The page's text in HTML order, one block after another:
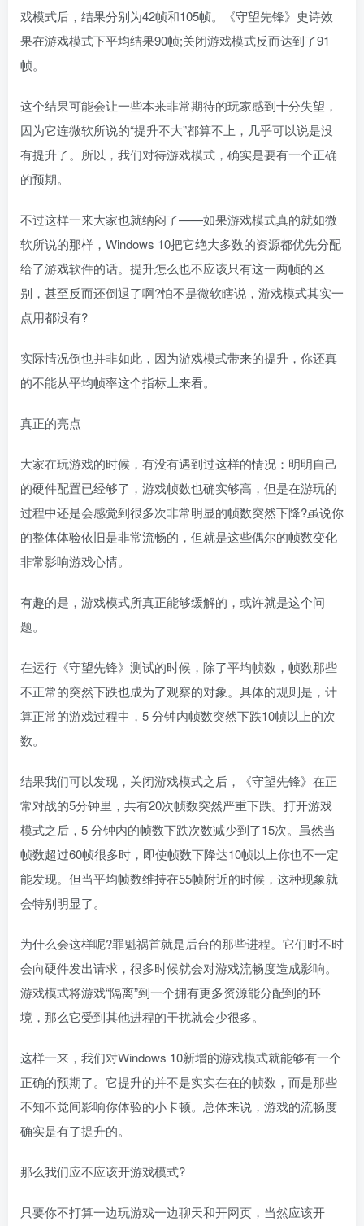
戏模式后，结果分别为42帧和105帧。《守望先锋》史诗效
果在游戏模式下平均结果90帧;关闭游戏模式反而达到了91
帧。
这个结果可能会让一些本来非常期待的玩家感到十分失望，
因为它连微软所说的“提升不大”都算不上，几乎可以说是没
有提升了。所以，我们对待游戏模式，确实是要有一个正确
的预期。
不过这样一来大家也就纳闷了——如果游戏模式真的就如微
软所说的那样，Windows 10把它绝大多数的资源都优先分配
给了游戏软件的话。提升怎么也不应该只有这一两帧的区
别，甚至反而还倒退了啊?怕不是微软瞎说，游戏模式其实一
点用都没有?
实际情况倒也并非如此，因为游戏模式带来的提升，你还真
的不能从平均帧率这个指标上来看。
真正的亮点
大家在玩游戏的时候，有没有遇到过这样的情况：明明自己
的硬件配置已经够了，游戏帧数也确实够高，但是在游玩的
过程中还是会感觉到很多次非常明显的帧数突然下降?虽说你
的整体体验依旧是非常流畅的，但就是这些偶尔的帧数变化
非常影响游戏心情。
有趣的是，游戏模式所真正能够缓解的，或许就是这个问
题。
在运行《守望先锋》测试的时候，除了平均帧数，帧数那些
不正常的突然下跌也成为了观察的对象。具体的规则是，计
算正常的游戏过程中，5 分钟内帧数突然下跌10帧以上的次
数。
结果我们可以发现，关闭游戏模式之后，《守望先锋》在正
常对战的5分钟里，共有20次帧数突然严重下跌。打开游戏
模式之后，5 分钟内的帧数下跌次数减少到了15次。虽然当
帧数超过60帧很多时，即使帧数下降达10帧以上你也不一定
能发现。但当平均帧数维持在55帧附近的时候，这种现象就
会特别明显了。
为什么会这样呢?罪魁祸首就是后台的那些进程。它们时不时
会向硬件发出请求，很多时候就会对游戏流畅度造成影响。
游戏模式将游戏“隔离”到一个拥有更多资源能分配到的环
境，那么它受到其他进程的干扰就会少很多。
这样一来，我们对Windows 10新增的游戏模式就能够有一个
正确的预期了。它提升的并不是实实在在的帧数，而是那些
不知不觉间影响你体验的小卡顿。总体来说，游戏的流畅度
确实是有了提升的。
那么我们应不应该开游戏模式?
只要你不打算一边玩游戏一边聊天和开网页，当然应该开